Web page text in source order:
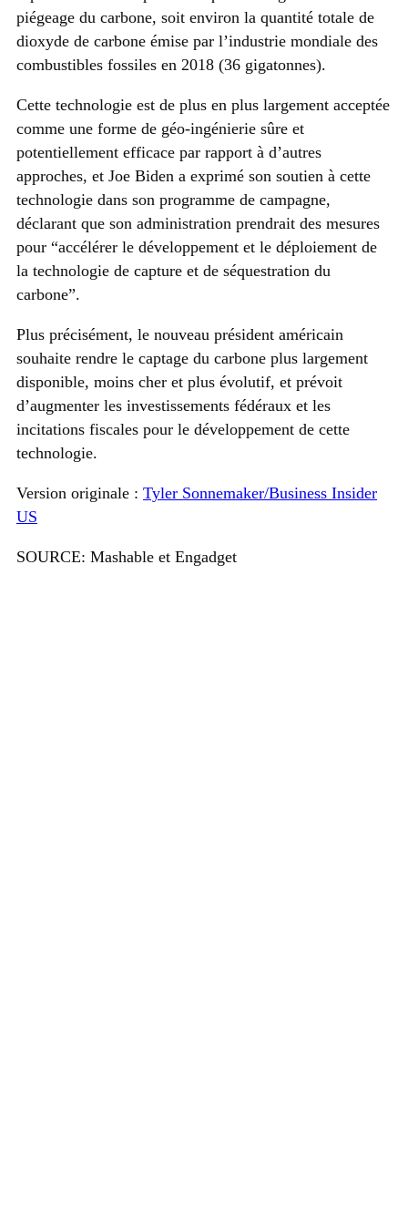
piégeage du carbone, soit environ la quantité totale de
dioxyde de carbone émise par l’industrie mondiale des
combustibles fossiles en 2018 (36 gigatonnes).
Cette technologie est de plus en plus largement acceptée
comme une forme de géo-ingénierie sûre et
potentiellement efficace par rapport à d’autres
approches, et Joe Biden a exprimé son soutien à cette
technologie dans son programme de campagne,
déclarant que son administration prendrait des mesures
pour “accélérer le développement et le déploiement de
la technologie de capture et de séquestration du
carbone”.
Plus précisément, le nouveau président américain
souhaite rendre le captage du carbone plus largement
disponible, moins cher et plus évolutif, et prévoit
d’augmenter les investissements fédéraux et les
incitations fiscales pour le développement de cette
technologie.
Version originale : Tyler Sonnemaker/Business Insider
US
SOURCE: Mashable et Engadget